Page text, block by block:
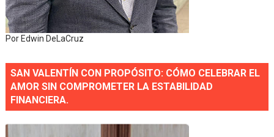
Por Edwin DeLaCruz
SAN VALENTÍN CON PROPÓSITO: CÓMO CELEBRAR EL
AMOR SIN COMPROMETER LA ESTABILIDAD
FINANCIERA.